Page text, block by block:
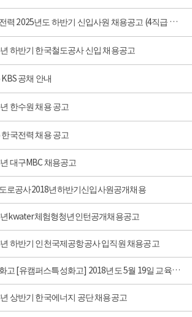
력 2025년도 하반기 신입사원 채용공고 (4직급 …
하반기 한국철도공사 신입 채용공고
공채 안내
한수원 채용 공고
국전력 채용 공고
대구MBC 채용공고
로공사2018년하반기신입사원공개채용
kwater체험형청년인턴공개채용공고
하반기 인천국제공항공사 입직원 채용공고
고 [유캠퍼스특성화고] 2018년도 5월 19일 교육…
상반기 한국에너지 공단 채용공고